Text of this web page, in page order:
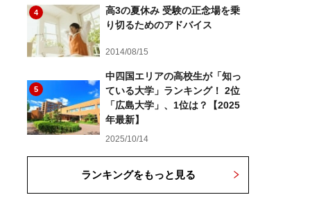
4
高3の夏休み 受験の正念場を乗
り切るためのアドバイス
2014/08/15
5
中四国エリアの高校生が「知っ
ている大学」ランキング！ 2位
「広島大学」、1位は？【2025
年最新】
2025/10/14
ランキングをもっと見る